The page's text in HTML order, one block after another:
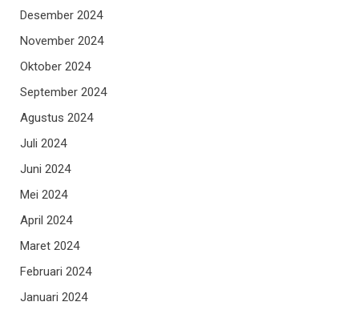
Desember 2024
November 2024
Oktober 2024
September 2024
Agustus 2024
Juli 2024
Juni 2024
Mei 2024
April 2024
Maret 2024
Februari 2024
Januari 2024